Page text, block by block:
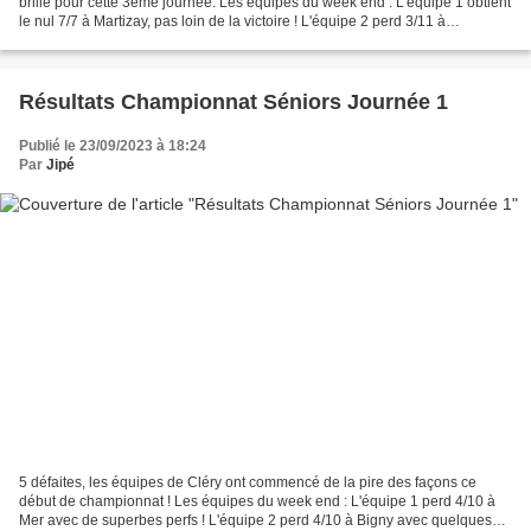
le nul 7/7 à Martizay, pas loin de la victoire ! L'équipe 2 perd 3/11 à
Résultats Championnat Séniors Journée 1
Publié le 23/09/2023 à 18:24
Par Jipé
5 défaites, les équipes de Cléry ont commencé de la pire des façons ce
début de championnat ! Les équipes du week end : L'équipe 1 perd 4/10 à
Mer avec de superbes perfs ! L'équipe 2 perd 4/10 à Bigny avec quelques